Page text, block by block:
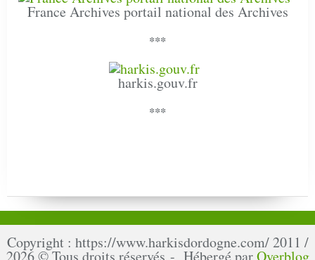
France Archives portail national des Archives
***
harkis.gouv.fr
***
Copyright : https://www.harkisdordogne.com/ 2011 /